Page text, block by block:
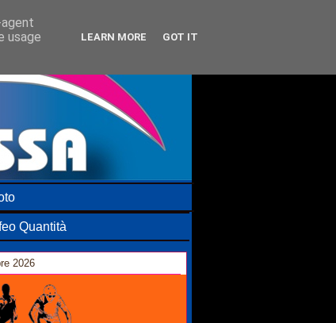
Quantità
2026
usage
LEARN MORE GOT IT